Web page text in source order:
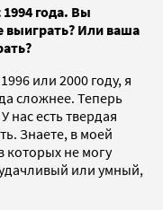
года. Вы
выиграть? Или ваша
или 2000 году, я
сложнее. Теперь
нас есть твердая
Знаете, в моей
которых не могу
или умный,